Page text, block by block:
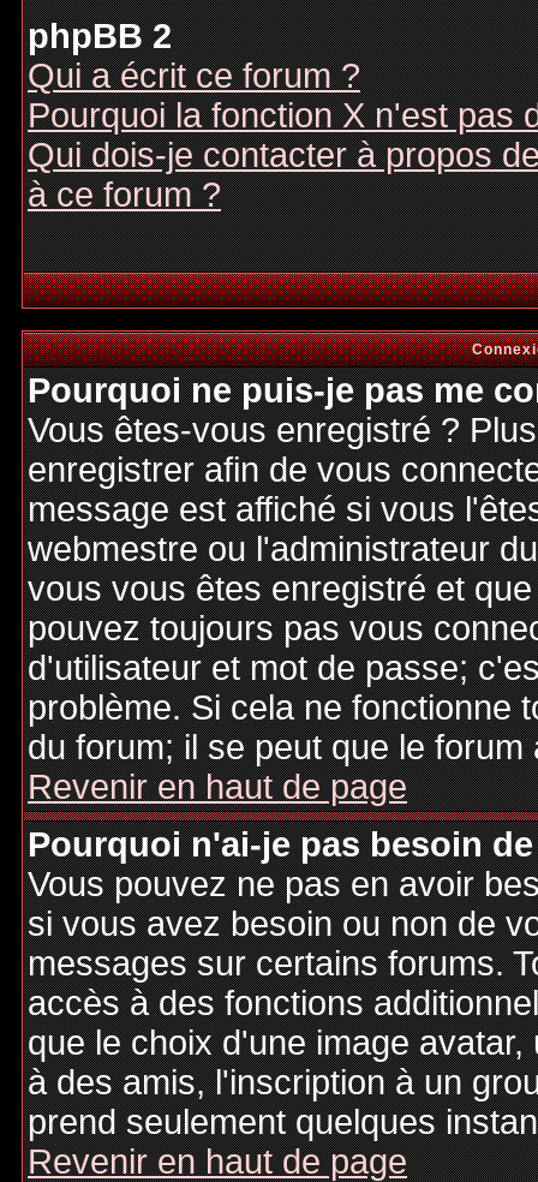
phpBB 2
Qui a écrit ce forum ?
Pourquoi la fonction X n'est pas
Qui dois-je contacter à propos
à ce forum ?
Pourquoi ne puis-je pas me
Vous êtes-vous enregistré ?
enregistrer afin de vous
message est affiché si vous
webmestre ou l'administrateur
vous vous êtes enregistré et
pouvez toujours pas vous
d'utilisateur et mot de passe;
problème. Si cela ne fonctionne
du forum; il se peut que le
Revenir en haut de page
Pourquoi n'ai-je pas besoin
Vous pouvez ne pas en avoir
si vous avez besoin ou non de
messages sur certains forums.
accès à des fonctions
que le choix d'une image
à des amis, l'inscription à un
prend seulement quelques
Revenir en haut de page